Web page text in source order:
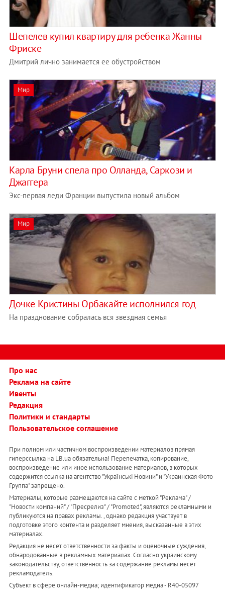
Шепелев купил квартиру для ребенка Жанны
Фриске
Дмитрий лично занимается ее обустройством
Мир
Карла Бруни спела про Олланда, Саркози и
Джаггера
Экс-первая леди Франции выпустила новый альбом
Мир
Дочке Кристины Орбакайте исполнился год
На празднование собралась вся звездная семья
Про нас
Реклама на сайте
Ивенты
Редакция
Политики и стандарты
Пользовательское соглашение
При полном или частичном воспроизведении материалов прямая
гиперссылка на LB.ua обязательна! Перепечатка, копирование,
воспроизведение или иное использование материалов, в которых
содержится ссылка на агентство "Українськi Новини" и "Украинская Фото
Группа" запрещено.
Материалы, которые размещаются на сайте с меткой "Реклама" /
"Новости компаний" / "Пресрелиз" / "Promoted", являются рекламными и
публикуются на правах рекламы. , однако редакция участвует в
подготовке этого контента и разделяет мнения, высказанные в этих
материалах.
Редакция не несет ответственности за факты и оценочные суждения,
обнародованные в рекламных материалах. Согласно украинскому
законодательству, ответственность за содержание рекламы несет
рекламодатель.
Субъект в сфере онлайн-медиа; идентификатор медиа - R40-05097